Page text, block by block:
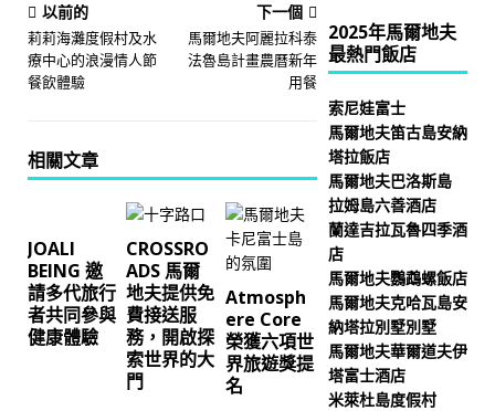
以前的
莉莉海灘度假村及水
療中心的浪漫情人節
餐飲體驗
下一個
馬爾地夫阿麗拉科泰
法魯島計畫農曆新年
用餐
相關文章
JOALI
BEING 邀
請多代旅行
者共同參與
健康體驗
CROSSRO
ADS 馬爾
地夫提供免
費接送服
務，開啟探
索世界的大
門
Atmosph
ere Core
榮獲六項世
界旅遊獎提
名
2025年馬爾地夫
最熱門飯店
索尼娃富士
馬爾地夫笛古島安納
塔拉飯店
馬爾地夫巴洛斯島
拉姆島六善酒店
蘭達吉拉瓦魯四季酒
店
馬爾地夫鸚鵡螺飯店
馬爾地夫克哈瓦島安
納塔拉別墅別墅
馬爾地夫華爾道夫伊
塔富士酒店
米萊杜島度假村